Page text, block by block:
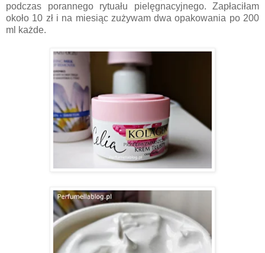
podczas porannego rytuału pielęgnacyjnego. Zapłaciłam
około 10 zł i na miesiąc zużywam dwa opakowania po 200
ml każde.